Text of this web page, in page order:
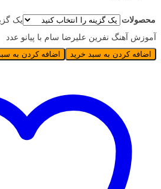
محصولات
یک
آموزش آهنگ نفرین علیرضا سام با پیانو عدد
اضافه کردن به سبد خرید اضافه کردن به